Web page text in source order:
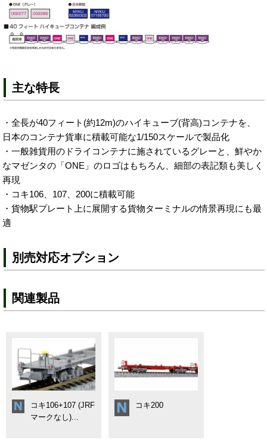
主な特長
・全長が40フィート(約12m)のハイキューブ(背高)コンテナを、
日本のコンテナ貨車に積載可能な1/150スケールで製品化
・一般雑貨用のドライコンテナに施されているグレーと、鮮やか
なマゼンタの「ONE」のロゴはもちろん、細部の表記類も美しく
再現
・コキ106、107、200に積載可能
・貨物駅プレート上に展開する貨物ターミナルの情景再現にも最
適
別売対応オプション
関連製品
コキ106+107 (JRF
マークなし)...
コキ200